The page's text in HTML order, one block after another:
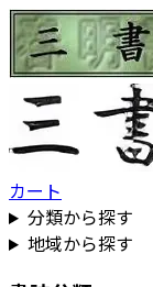
カート
分類から探す
地域から探す